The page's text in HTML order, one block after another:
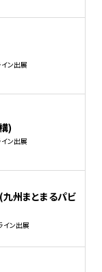
イン出展
)
イン出展
州まとまるパビ
イン出展